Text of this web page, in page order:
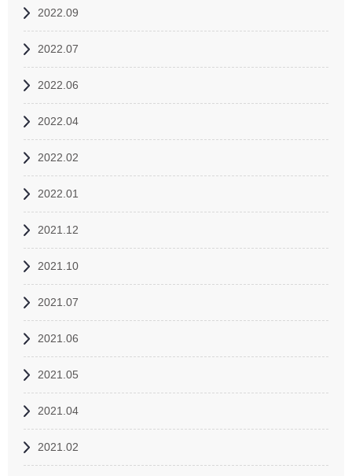
2022.09
2022.07
2022.06
2022.04
2022.02
2022.01
2021.12
2021.10
2021.07
2021.06
2021.05
2021.04
2021.02